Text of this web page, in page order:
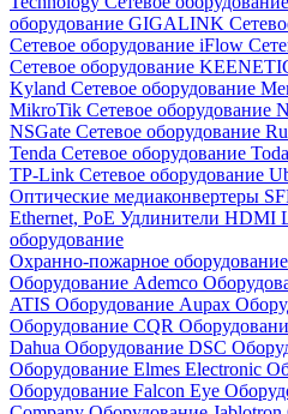
оборудование GIGALINK
Сетевое оборудование iFlow
Сетевое оборудование
Kyland Сетевое оборудование
MikroTik Сетевое оборудование
NSGate Сетевое оборудование
Tenda Сетевое оборудование
TP-Link Сетевое оборудование
Оптические медиаконвертеры
Ethernet, PoE Удлинители HDMI
оборудование
Охранно-пожарное оборудование
Оборудование Ademco
ATIS Оборудование Aupax
Оборудование CQR
Dahua Оборудование DSC
Оборудование Elmes Electronic
Оборудование Falcon Eye